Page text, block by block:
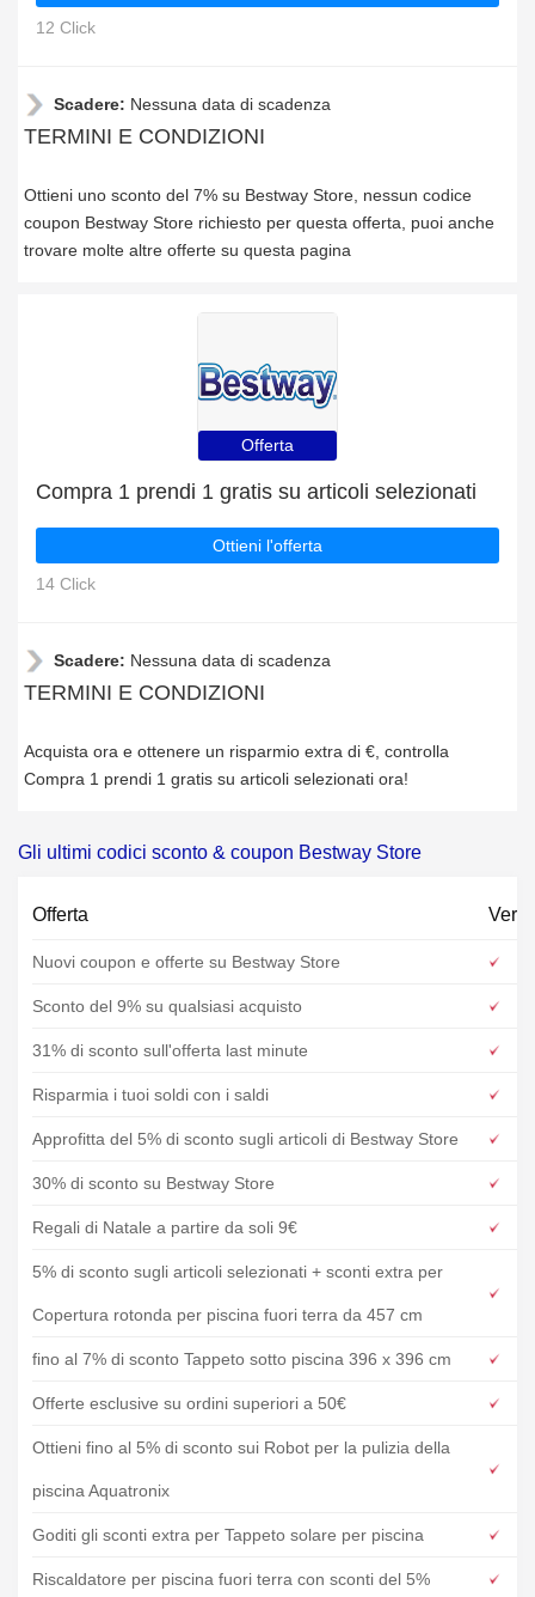
12 Click
Scadere: Nessuna data di scadenza
TERMINI E CONDIZIONI
Ottieni uno sconto del 7% su Bestway Store, nessun codice
coupon Bestway Store richiesto per questa offerta, puoi anche
trovare molte altre offerte su questa pagina
Offerta
Compra 1 prendi 1 gratis su articoli selezionati
Ottieni l'offerta
14 Click
Scadere: Nessuna data di scadenza
TERMINI E CONDIZIONI
Acquista ora e ottenere un risparmio extra di €, controlla
Compra 1 prendi 1 gratis su articoli selezionati ora!
Gli ultimi codici sconto & coupon Bestway Store
Offerta
Nuovi coupon e offerte su Bestway Store
Sconto del 9% su qualsiasi acquisto
31% di sconto sull'offerta last minute
Risparmia i tuoi soldi con i saldi
Approfitta del 5% di sconto sugli articoli di Bestway Store
30% di sconto su Bestway Store
Regali di Natale a partire da soli 9€
5% di sconto sugli articoli selezionati + sconti extra per
Copertura rotonda per piscina fuori terra da 457 cm
fino al 7% di sconto Tappeto sotto piscina 396 x 396 cm
Offerte esclusive su ordini superiori a 50€
Ottieni fino al 5% di sconto sui Robot per la pulizia della
piscina Aquatronix
Goditi gli sconti extra per Tappeto solare per piscina
Riscaldatore per piscina fuori terra con sconti del 5%